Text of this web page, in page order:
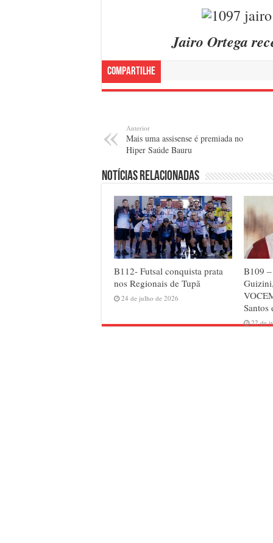
Jairo Ortega
Compartilhe
Anterior
Mais uma assisense é premiada no
Hiper Saúde Bauru
Notícias relacionadas
B112- Futsal conquista prata
nos Regionais de Tupã
24 de julho de 2026
B109
Santos
22 de